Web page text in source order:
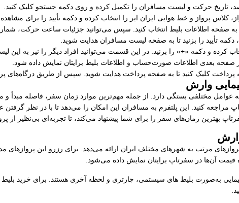
تاریخ حرکت و لیست مسافران را تکمیل کرده و روی دکمه جستجو کلیک کنید.
پرواز و خط هوایی ایران ایر را انتخاب کرده و دکمه تأیید را برای مشاهده
به صفحه اطلاعات بلیط انتخاب کنید. سپس می‌توانید جزئیات ساعت حرکت، شماره
تأیید را بزنید تا به صفحه لیست مسافران هدایت شوید.
کرده و دکمه «+» را بزنید. در این قسمت می‌توانید افراد دیگر را نیز به این
صفحه بعدی اطلاعات صورت‌حساب و اطلاعات بلیط برایتان نمایش داده شود.
کلیک کنید تا به صفحه پرداخت هدایت شوید. سپس از طریق درگاه‌های
وارش
مختلفی بستگی دارد. از جمله مهم‌ترین موارد زمان سفر، فاصله مبدأ و
کنید. این پلتفرم به مسافران این امکان را می‌دهد تا با در نظر گرفتن
بهترین زمان‌های سفر را برای شما پیشنهاد می‌کند، تا تجربه‌ای بی‌نظیر از
مرتب به شهرهای مختلف ایران ارائه می‌دهد. برای رزرو این پروازهای
قیمت آن‌ها در سفرتاپ برایتان نمایش داده می‌شود.
به‌صورت بلیط های سیستمی، چارتری و لحظه آخری هستند. برای خرید بلیط